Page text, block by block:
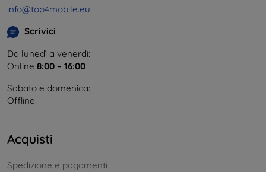
info@top4mobile.eu
Scrivici
Da lunedì a venerdì:
Online 8:00 – 16:00
Sabato e domenica:
Offline
Acquisti
Spedizione e pagamenti